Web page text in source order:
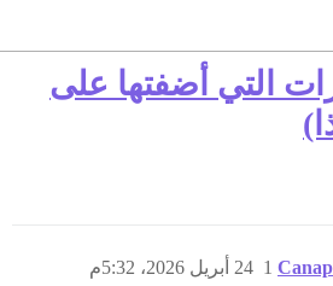
التي أضفتها على
24 أبريل 2026، 5:32م 1